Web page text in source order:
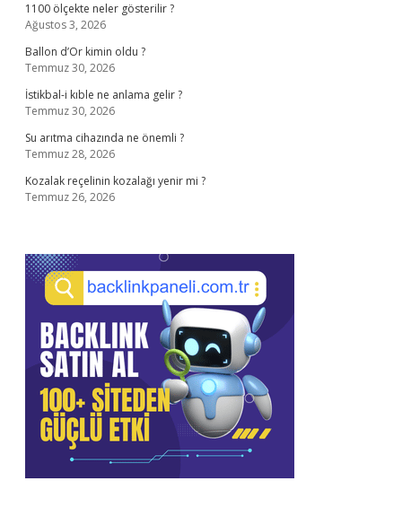
1100 ölçekte neler gösterilir ?
Ağustos 3, 2026
Ballon d’Or kimin oldu ?
Temmuz 30, 2026
İstikbal-i kıble ne anlama gelir ?
Temmuz 30, 2026
Su arıtma cihazında ne önemli ?
Temmuz 28, 2026
Kozalak reçelinin kozalağı yenir mi ?
Temmuz 26, 2026